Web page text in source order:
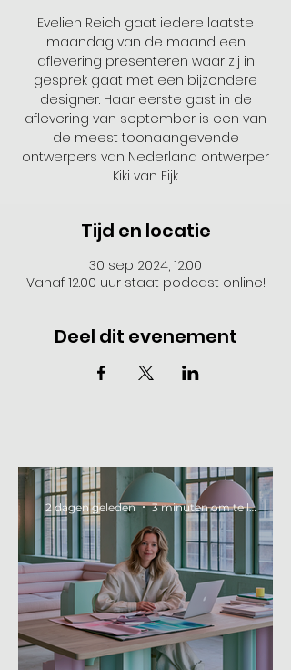
Evelien Reich gaat iedere laatste
maandag van de maand een
aflevering presenteren waar zij in
gesprek gaat met een bijzondere
designer. Haar eerste gast in de
aflevering van september is een van
de meest toonaangevende
ontwerpers van Nederland ontwerper
Kiki van Eijk.
Tijd en locatie
30 sep 2024, 12:00
Vanaf 12.00 uur staat podcast online!
Deel dit evenement
2 dagen geleden 3 minuten om te lezen